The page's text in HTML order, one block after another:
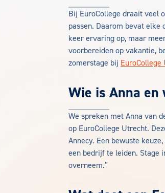
Bij EuroCollege draait veel
passen. Daarom bevat
keer ervaring op, maar
voorbereiden op vakantie,
zomerstage bij EuroCollege
Wie is Anna en
We spreken met Anna van
op EuroCollege Utrecht.
Annecy. Een bewuste
een bedrijf te leiden. Stage
overneem.”